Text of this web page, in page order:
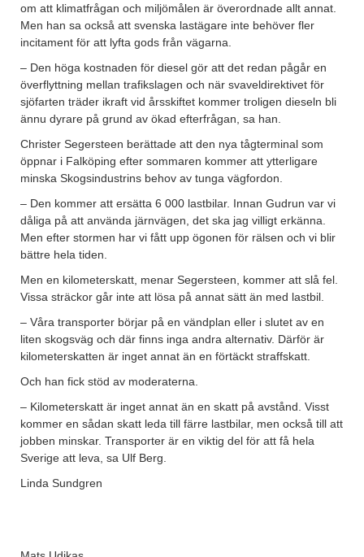
om att klimatfrågan och miljömålen är överordnade allt annat.
Men han sa också att svenska lastägare inte behöver fler
incitament för att lyfta gods från vägarna.
– Den höga kostnaden för diesel gör att det redan pågår en
överflyttning mellan trafikslagen och när svaveldirektivet för
sjöfarten träder ikraft vid årsskiftet kommer troligen dieseln bli
ännu dyrare på grund av ökad efterfrågan, sa han.
Christer Segersteen berättade att den nya tågterminal som
öppnar i Falköping efter sommaren kommer att ytterligare
minska Skogsindustrins behov av tunga vägfordon.
– Den kommer att ersätta 6 000 lastbilar. Innan Gudrun var vi
dåliga på att använda järnvägen, det ska jag villigt erkänna.
Men efter stormen har vi fått upp ögonen för rälsen och vi blir
bättre hela tiden.
Men en kilometerskatt, menar Segersteen, kommer att slå fel.
Vissa sträckor går inte att lösa på annat sätt än med lastbil.
– Våra transporter börjar på en vändplan eller i slutet av en
liten skogsväg och där finns inga andra alternativ. Därför är
kilometerskatten är inget annat än en förtäckt straffskatt.
Och han fick stöd av moderaterna.
– Kilometerskatt är inget annat än en skatt på avstånd. Visst
kommer en sådan skatt leda till färre lastbilar, men också till att
jobben minskar. Transporter är en viktig del för att få hela
Sverige att leva, sa Ulf Berg.
Linda Sundgren